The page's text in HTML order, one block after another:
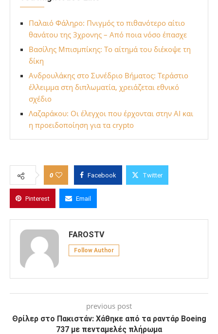
Παλαιό Φάληρο: Πνιγμός το πιθανότερο αίτιο
θανάτου της 3χρονης – Από ποια νόσο έπασχε
Βασίλης Μπισμπίκης: Το αίτημά του διέκοψε τη
δίκη
Ανδρουλάκης στο Συνέδριο Βήματος: Τεράστιο
έλλειμμα στη διπλωματία, χρειάζεται εθνικό
σχέδιο
Λαζαράκου: Οι έλεγχοι που έρχονται στην ΑΙ και
η προειδοποίηση για τα crypto
0 Facebook Twitter
Pinterest Email
FAROSTV
Follow Author
previous post
Θρίλερ στο Πακιστάν: Χάθηκε από τα ραντάρ Boeing
737 με πενταμελές πλήρωμα